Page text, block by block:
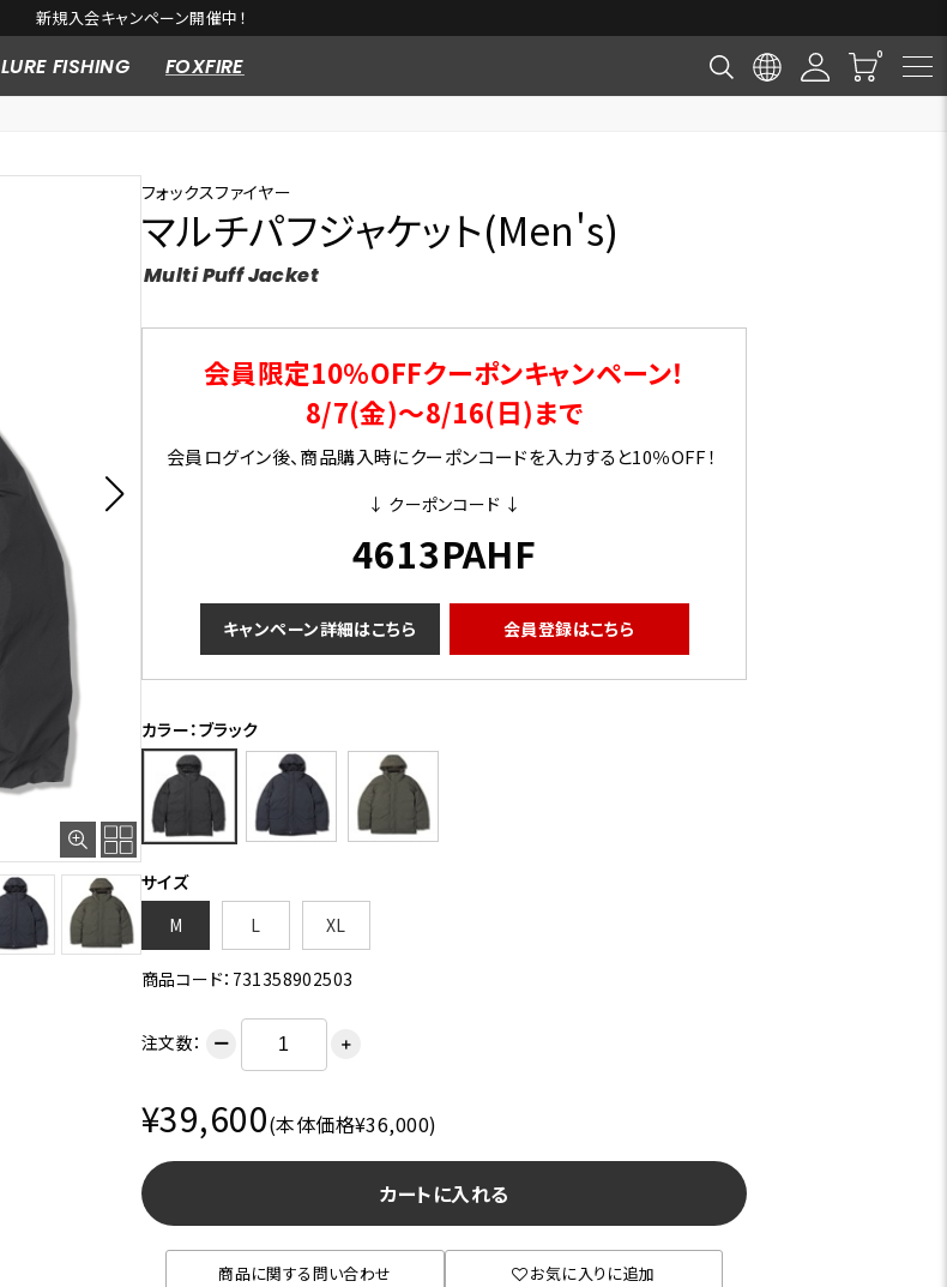
新規入会キャンペーン開催中！
LURE FISHING FOXFIRE
フォックスファイヤー
マルチパフジャケット(Men's)
Multi Puff Jacket
会員限定10％OFFクーポンキャンペーン！
8/7(金)～8/16(日)まで
会員ログイン後、商品購入時にクーポンコードを入力すると10％OFF！
↓ クーポンコード ↓
4613PAHF
キャンペーン詳細はこちら 会員登録はこちら
カラー：ブラック
サイズ
M
L XL
商品コード：731358902503
注文数： ー ＋
¥39,600(本体価格¥36,000)
カートに入れる
商品に関する問い合わせ お気に入りに追加